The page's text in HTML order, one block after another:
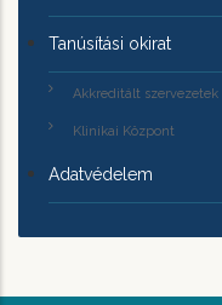
Tanúsítási okirat
Akkreditált szervezetek
Klinikai Központ
Adatvédelem